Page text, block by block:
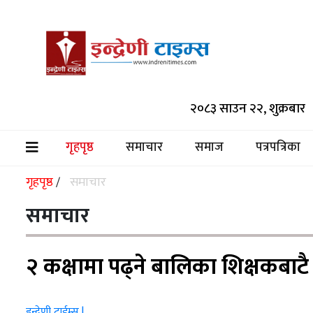
२०८३ साउन २२, शुक्रबार
गृहपृष्ठ
(current) समाचार समाज पत्रपत्रिका
पत्रपत्रिका
मनोरञ्जन
विश्व
स्वास्थ्य
अर्थ/
गृहपृष्ठ/ समाचार
समाचार
२ कक्षामा पढ्ने बालिका